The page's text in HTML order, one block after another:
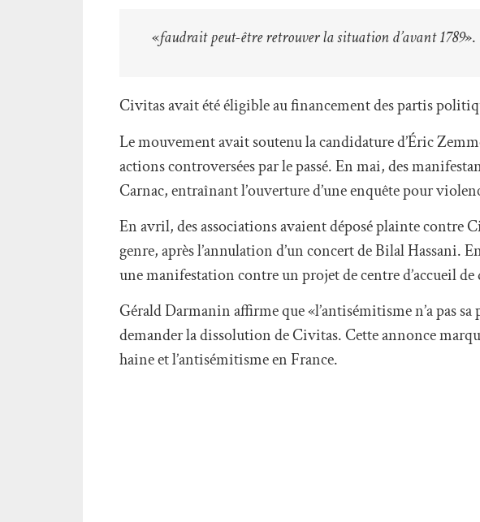
«faudrait peut-être retrouver la situation d’avant 1789».
Civitas avait été éligible au financement des partis
Le mouvement avait soutenu la candidature d’Éric
actions controversées par le passé. En mai, des
Carnac, entraînant l’ouverture d’une enquête pour
En avril, des associations avaient déposé plainte
genre, après l’annulation d’un concert de Bilal Hassani.
une manifestation contre un projet de centre d’accueil
Gérald Darmanin affirme que «l’antisémitisme n’a pas
demander la dissolution de Civitas. Cette annonce
haine et l’antisémitisme en France.